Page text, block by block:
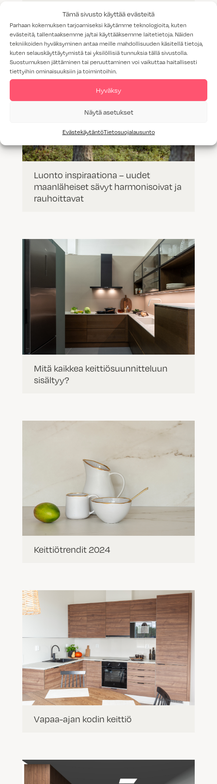
Tämä sivusto käyttää evästeitä
Parhaan kokemuksen tarjoamiseksi käytämme teknologioita, kuten
evästeitä, tallentaaksemme ja/tai käyttääksemme laitetietoja. Näiden
tekniikoiden hyväksyminen antaa meille mahdollisuuden käsitellä tietoja,
kuten selauskäyttäytymistä tai yksilöllisiä tunnuksia tällä sivustolla.
Suostumuksen jättäminen tai peruuttaminen voi vaikuttaa haitallisesti
tiettyihin ominaisuuksiin ja toimintoihin.
Hyväksy
Näytä asetukset
EvästekäytäntöTietosuojalausunto
Luonto inspiraationa – uudet
maanläheiset sävyt harmonisoivat ja
rauhoittavat
Mitä kaikkea keittiösuunnitteluun
sisältyy?
Keittiötrendit 2024
Vapaa-ajan kodin keittiö